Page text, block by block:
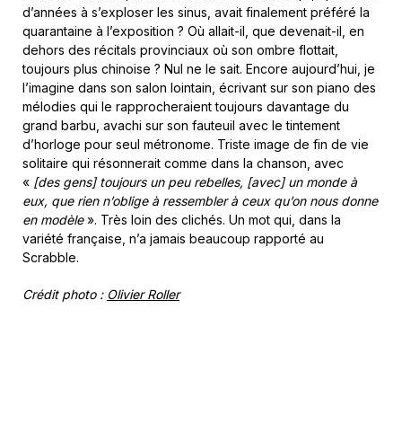
d’années à s’exploser les sinus, avait finalement préféré la
quarantaine à l’exposition ? Où allait-il, que devenait-il, en
dehors des récitals provinciaux où son ombre flottait,
toujours plus chinoise ? Nul ne le sait. Encore aujourd’hui, je
l’imagine dans son salon lointain, écrivant sur son piano des
mélodies qui le rapprocheraient toujours davantage du
grand barbu, avachi sur son fauteuil avec le tintement
d’horloge pour seul métronome. Triste image de fin de vie
solitaire qui résonnerait comme dans la chanson, avec
« [des gens] toujours un peu rebelles, [avec] un monde à
eux, que rien n’oblige à ressembler à ceux qu’on nous donne
en modèle». Très loin des clichés. Un mot qui, dans la
variété française, n’a jamais beaucoup rapporté au
Scrabble.
Crédit photo : Olivier Roller